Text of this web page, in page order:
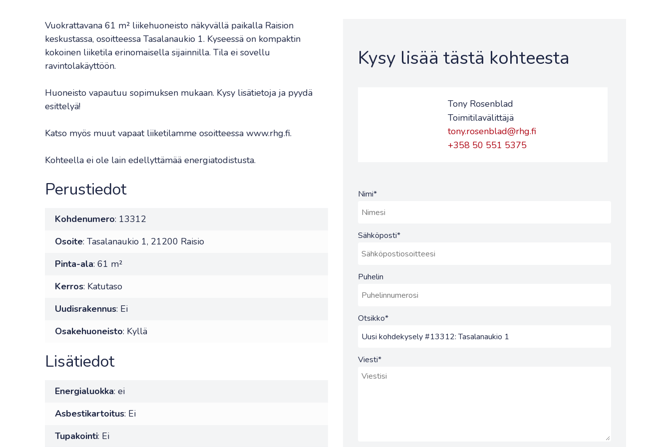
Vuokrattavana 61 m² liikehuoneisto näkyvällä paikalla Raision
keskustassa, osoitteessa Tasalanaukio 1. Kyseessä on kompaktin
kokoinen liiketila erinomaisella sijainnilla. Tila ei sovellu
ravintolakäyttöön.
Huoneisto vapautuu sopimuksen mukaan. Kysy lisätietoja ja pyydä
esittelyä!
Katso myös muut vapaat liiketilamme osoitteessa www.rhg.fi.
Kohteella ei ole lain edellyttämää energiatodistusta.
Perustiedot
Kohdenumero: 13312
Osoite: Tasalanaukio 1, 21200 Raisio
Pinta-ala: 61 m²
Kerros: Katutaso
Uudisrakennus: Ei
Osakehuoneisto: Kyllä
Lisätiedot
Energialuokka: ei
Asbestikartoitus: Ei
Tupakointi: Ei
Kysy lisää tästä kohteesta
Tony Rosenblad
Toimitilavälittäjä
tony.rosenblad@rhg.fi
+358 50 551 5375
Nimi*
Sähköposti*
Puhelin
Otsikko*
Viesti*